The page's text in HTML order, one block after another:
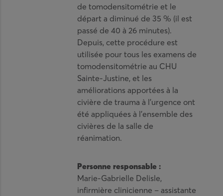
de tomodensitométrie et le
départ a diminué de 35 % (il est
passé de 40 à 26 minutes).
Depuis, cette procédure est
utilisée pour tous les examens de
tomodensitométrie au CHU
Sainte-Justine, et les
améliorations apportées à la
civière de trauma à l’urgence ont
été appliquées à l’ensemble des
civières de la salle de
réanimation.
Personne responsable :
Marie-Gabrielle Delisle,
infirmière clinicienne – assistante